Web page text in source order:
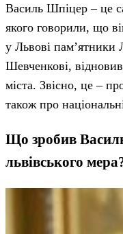
Василь Шпіцер – це
якого говорили, що
у Львові пам’ятники
Шевченкові,
міста. Звісно, це –
також про
Що зробив
львівського